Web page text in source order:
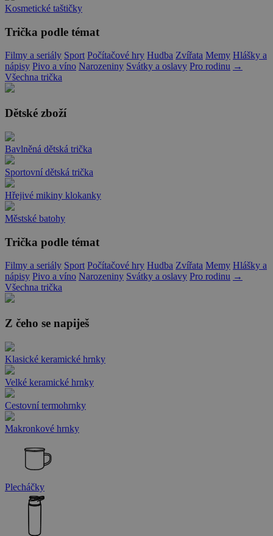
Kosmetické taštičky
Trička podle témat
Filmy a seriály Sport Počítačové hry Hudba Zvířata Memy Hlášky a
nápisy Pivo a víno Narozeniny Svátky a oslavy Pro rodinu →
Všechna trička
Dětské zboží
Bavlněná dětská trička
Sportovní dětská trička
Hřejivé mikiny klokanky
Městské batohy
Trička podle témat
Filmy a seriály Sport Počítačové hry Hudba Zvířata Memy Hlášky a
nápisy Pivo a víno Narozeniny Svátky a oslavy Pro rodinu →
Všechna trička
Z čeho se napiješ
Klasické keramické hrnky
Velké keramické hrnky
Cestovní termohrnky
Makronkové hrnky
Plecháčky